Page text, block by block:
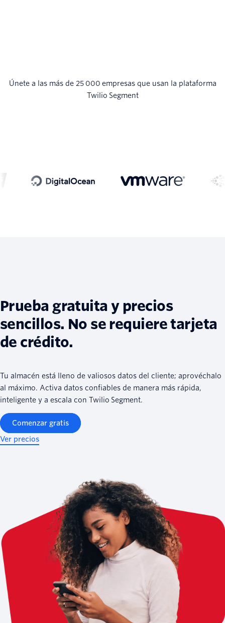
Únete a las más de 25 000 empresas que usan la plataforma
Twilio Segment
Prueba gratuita y precios
sencillos. No se requiere tarjeta
de crédito.
Tu almacén está lleno de valiosos datos del cliente; aprovéchalo
al máximo. Activa datos confiables de manera más rápida,
inteligente y a escala con Twilio Segment.
Comenzar gratis
Ver precios